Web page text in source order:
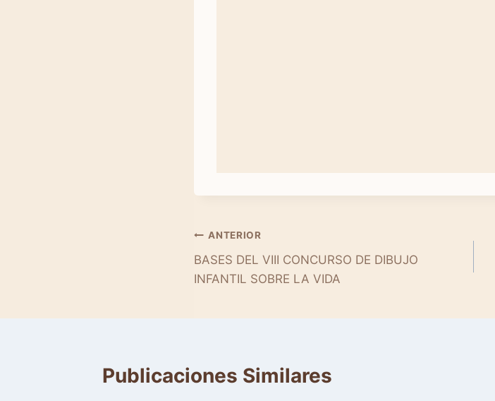
Navegación
de
ANTERIOR
BASES DEL VIII CONCURSO DE DIBUJO
INFANTIL SOBRE LA VIDA
Publicaciones Similares